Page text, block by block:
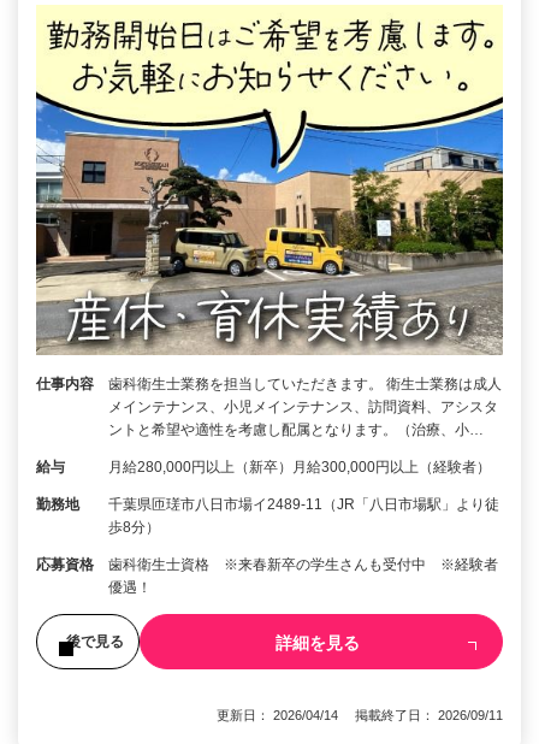
仕事内容
歯科衛生士業務を担当していただきます。 衛生士業務は成人
メインテナンス、小児メインテナンス、訪問資料、アシスタ
ントと希望や適性を考慮し配属となります。（治療、小…
給与 月給280,000円以上（新卒）月給300,000円以上（経験者）
勤務地
千葉県匝瑳市八日市場イ2489-11（JR「八日市場駅」より徒
歩8分）
応募資格
歯科衛生士資格 ※来春新卒の学生さんも受付中 ※経験者
優遇！
後で見る 詳細を見る
更新日： 2026/04/14 掲載終了日： 2026/09/11